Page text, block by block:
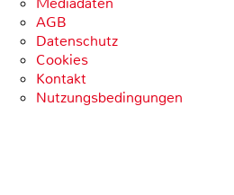
AGB
Datenschutz
Cookies
Kontakt
Nutzungsbedingungen